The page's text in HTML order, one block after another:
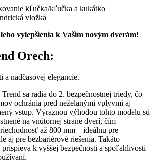
kľučka/kľučka a kukátko
vložka
vylepšienia k Vašim novým dverám!
Orech:
a nadčasovej elegancie.
sa radia do 2. bezpečnostnej triedy, čo
ochránia pred neželanými vplyvmi aj
vstup. Výraznou výhodou tohto modelu sú
na vnútornej strane dverí, čím
až 800 mm – ideálnu pre
aj pre bezbariérové riešenia. Takáto
k vyššej bezpečnosti a spoľahlivosti